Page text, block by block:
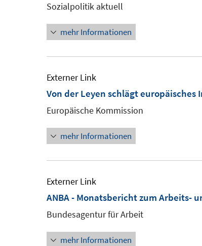
Sozialpolitik aktuell
mehr Informationen
Externer Link
Von der Leyen schlägt
Europäische Kommission
mehr Informationen
Externer Link
ANBA - Monatsbericht zum Arbeits-
Bundesagentur für Arbeit
mehr Informationen